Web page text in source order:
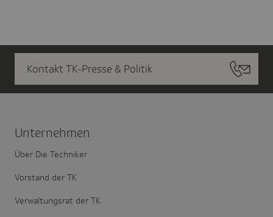
Kontakt TK-Presse & Politik
Unter­nehmen
Über Die Techniker
Vorstand der TK
Verwaltungsrat der TK